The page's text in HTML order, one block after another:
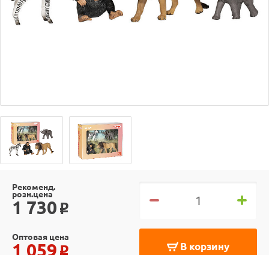
Рекоменд.
розн.цена
1 730 o
В корзину
Оптовая цена
1 059 o